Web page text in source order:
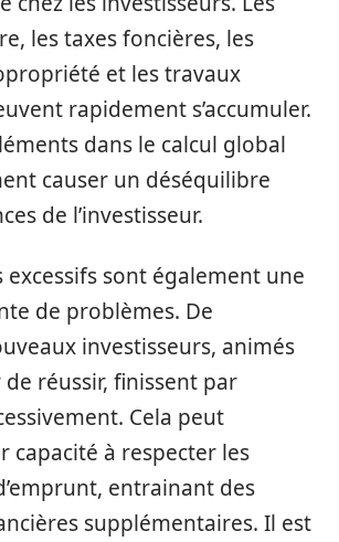
les taxes foncières, les
et les travaux
rapidement s’accumuler.
dans le calcul global
causer un déséquilibre
de l’investisseur.
excessifs sont également une
de problèmes. De
investisseurs, animés
réussir, finissent par
Cela peut
capacité à respecter les
entrainant des
supplémentaires. Il est